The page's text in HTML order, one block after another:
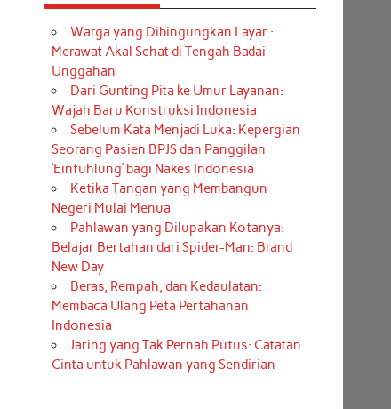
Warga yang Dibingungkan Layar :
Merawat Akal Sehat di Tengah Badai
Unggahan
Dari Gunting Pita ke Umur Layanan:
Wajah Baru Konstruksi Indonesia
Sebelum Kata Menjadi Luka: Kepergian
Seorang Pasien BPJS dan Panggilan
‘Einfühlung’ bagi Nakes Indonesia
Ketika Tangan yang Membangun
Negeri Mulai Menua
Pahlawan yang Dilupakan Kotanya:
Belajar Bertahan dari Spider-Man: Brand
New Day
Beras, Rempah, dan Kedaulatan:
Membaca Ulang Peta Pertahanan
Indonesia
Jaring yang Tak Pernah Putus: Catatan
Cinta untuk Pahlawan yang Sendirian